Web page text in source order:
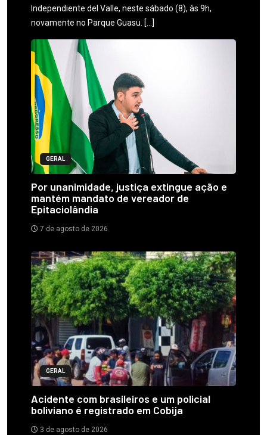
Independiente del Valle, neste sábado (8), às 9h,
novamente no Parque Guasu. […]
GERAL
Por unanimidade, justiça extingue ação e
mantém mandato de vereador de
Epitaciolândia
7 de agosto de 2026
GERAL
Acidente com brasileiros e um policial
boliviano é registrado em Cobija
3 de agosto de 2026